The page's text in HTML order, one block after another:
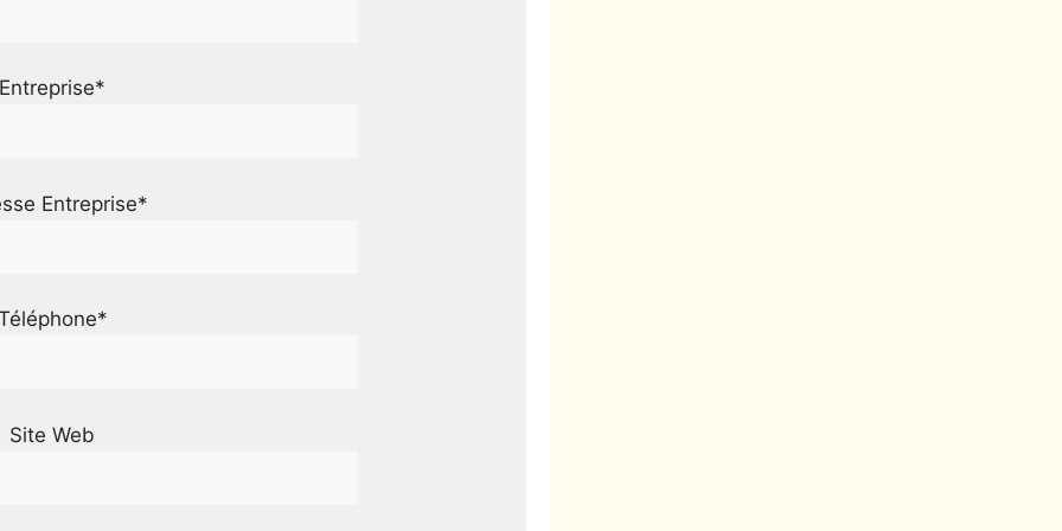
Entreprise*
Entreprise*
Site Web